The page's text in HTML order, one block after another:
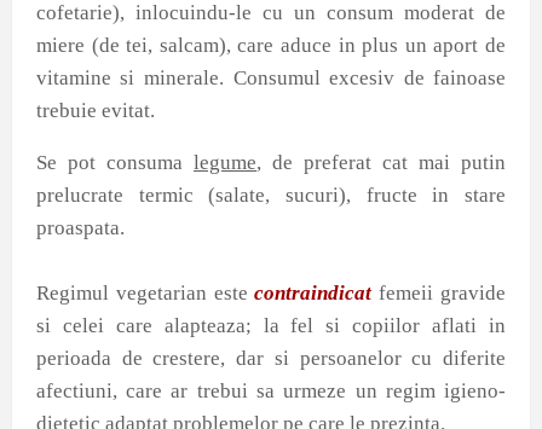
cofetarie), inlocuindu-le cu un consum moderat de
miere (de tei, salcam), care aduce in plus un aport de
vitamine si minerale. Consumul excesiv de fainoase
trebuie evitat.
Se pot consuma legume, de preferat cat mai putin
prelucrate termic (salate, sucuri), fructe in stare
proaspata.
Regimul vegetarian estecontraindicatfemeii gravide
si celei care alapteaza; la fel si copiilor aflati in
perioada de crestere, dar si persoanelor cu diferite
afectiuni, care ar trebui sa urmeze un regim igieno-
dietetic adaptat problemelor pe care le prezinta.